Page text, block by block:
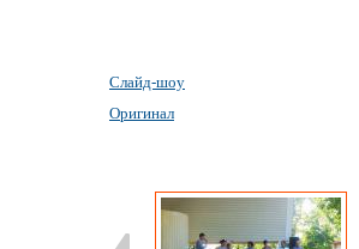
Слайд-шоу
Оригинал